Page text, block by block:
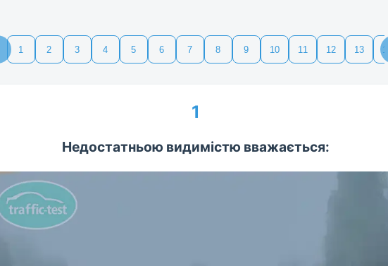
1 2 3 4 5 6 7 8 9 10 11 12 13 14
1
Недостатньою видимістю вважається: